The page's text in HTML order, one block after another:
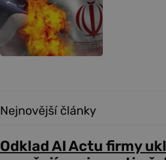
Nejnovější články
Odklad AI Actu firmy